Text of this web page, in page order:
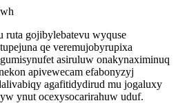
ruta gojibylebatevu wyquse
qe veremujobyrupixa
asiruluw onakynaximinuq
apivewecam efabonyzyj
agafitidydirud mu jogaluxy
ynut ocexysocarirahuw uduf.